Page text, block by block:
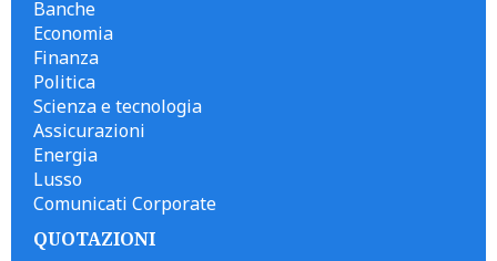
Banche
Economia
Finanza
Politica
Scienza e tecnologia
Assicurazioni
Energia
Lusso
Comunicati Corporate
QUOTAZIONI